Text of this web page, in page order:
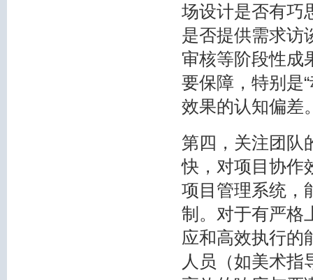
场设计是否有巧
是否提供需求访
审核等阶段性成
要保障，特别是
效果的认知偏差
第四，关注团队
快，对项目协作
项目管理系统，
制。对于有严格
应和高效执行的
人员（如美术指